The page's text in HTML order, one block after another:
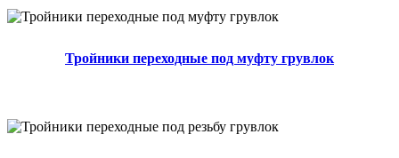
Тройники переходные под муфту грувлок